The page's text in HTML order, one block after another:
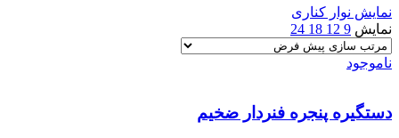
نمایش نوار کناری
نمایش 9
12
18
24
ناموجود
دستگیره پنجره فنردار ضخیم